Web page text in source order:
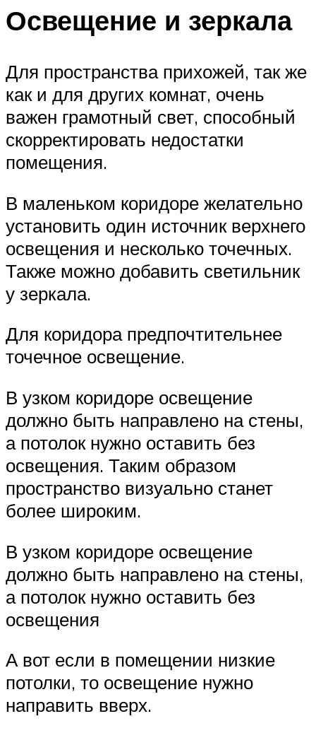
Освещение и зеркала
Для пространства прихожей, так же
как и для других комнат, очень
важен грамотный свет, способный
скорректировать недостатки
помещения.
В маленьком коридоре желательно
установить один источник верхнего
освещения и несколько точечных.
Также можно добавить светильник
у зеркала.
Для коридора предпочтительнее
точечное освещение.
В узком коридоре освещение
должно быть направлено на стены,
а потолок нужно оставить без
освещения. Таким образом
пространство визуально станет
более широким.
В узком коридоре освещение
должно быть направлено на стены,
а потолок нужно оставить без
освещения
А вот если в помещении низкие
потолки, то освещение нужно
направить вверх.